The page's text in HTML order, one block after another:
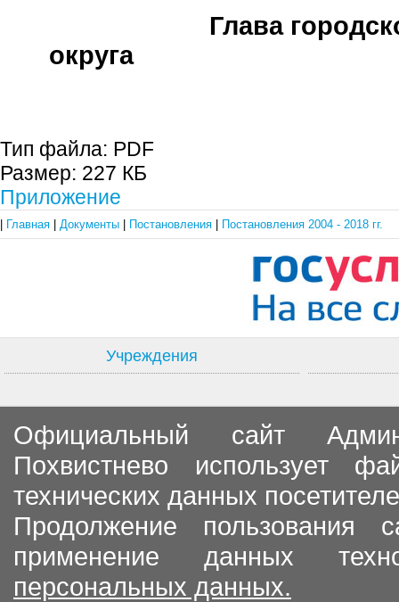
Глава
округа
Тип файла: PDF
Размер: 227 КБ
Приложение
Главная Документы Постановления Постановления 2004 - 2018 гг.
Учреждения
Официальный сайт
Похвистнево использует
технических данных
Продолжение пользования
применение данных
персональных данных.